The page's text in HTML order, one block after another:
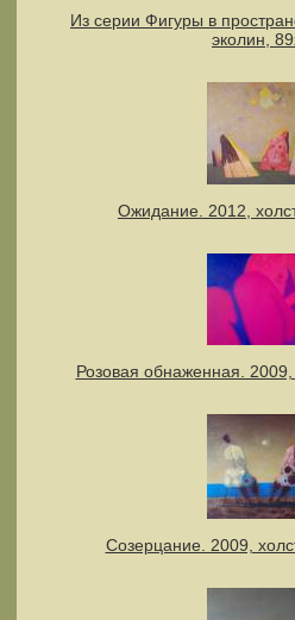
Из серии Фигуры в
эколин,
Ожидание. 2012,
Розовая обнаженная. 2009,
Созерцание. 2009,